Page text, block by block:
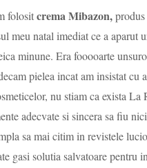
folositcrema Mibazon,
meu natal imediat ce a
minune. Era fooooarte
pielea incat am insistat
nu stiam ca exista
adecvate si sincera sa fiu
sa mai citim in revistele
gasi solutia salvatoare pentru